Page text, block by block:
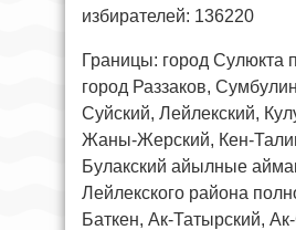
избирателей: 136220
Границы: город Сулюкта
город Раззаков,
Суйский, Лейлекский,
Жаны-Жерский, Кен-
Булакский айылные
Лейлекского района
Баткен, Ак-Татырский,